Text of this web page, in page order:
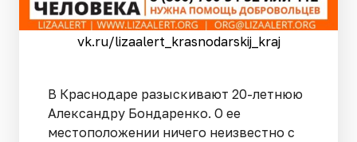
vk.ru/lizaalert_krasnodarskij_kraj
В Краснодаре разыскивают 20-летнюю
Александру Бондаренко. О ее
местоположении ничего неизвестно с